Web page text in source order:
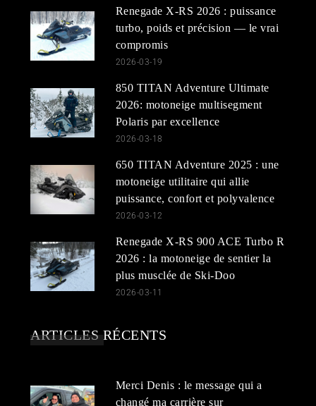
Renegade X-RS 2026 : puissance
turbo, poids et précision — le vrai
compromis
2026-03-19
850 TITAN Adventure Ultimate
2026: motoneige multisegment
Polaris par excellence
2026-03-18
650 TITAN Adventure 2025 : une
motoneige utilitaire qui allie
puissance, confort et polyvalence
2026-03-12
Renegade X-RS 900 ACE Turbo R
2026 : la motoneige de sentier la
plus musclée de Ski-Doo
2026-03-11
ARTICLES RÉCENTS
Merci Denis : le message qui a
changé ma carrière sur